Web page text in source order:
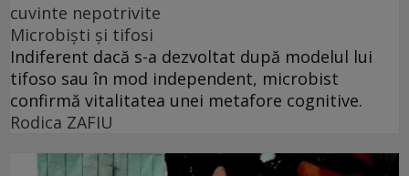
cuvinte nepotrivite
Microbiști și tifosi
Indiferent dacă s-a dezvoltat după modelul lui
tifoso sau în mod independent, microbist
confirmă vitalitatea unei metafore cognitive.
Rodica ZAFIU